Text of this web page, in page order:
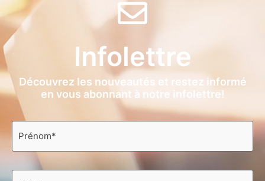
Infolettre
Découvrez les nouveautés et restez informé
en vous abonnant à notre infolettre!
Prénom
Nom